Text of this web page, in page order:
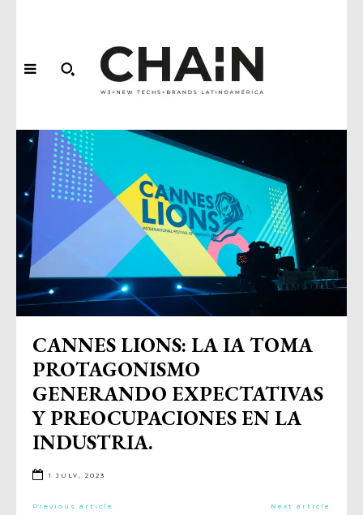
CANNES LIONS: LA IA TOMA
PROTAGONISMO
GENERANDO EXPECTATIVAS
Y PREOCUPACIONES EN LA
INDUSTRIA.
1 JULY, 2023
Previous article Next article